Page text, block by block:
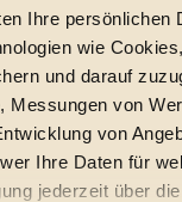
Ihre persönlichen
wie
und darauf
Messungen von
von
Ihre Daten für
jederzeit über